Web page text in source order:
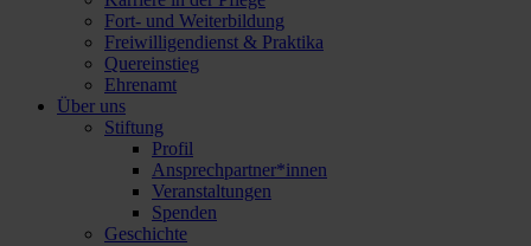
Fort- und Weiterbildung
Freiwilligendienst & Praktika
Quereinstieg
Ehrenamt
Über uns
Stiftung
Profil
Ansprechpartner*innen
Veranstaltungen
Spenden
Geschichte